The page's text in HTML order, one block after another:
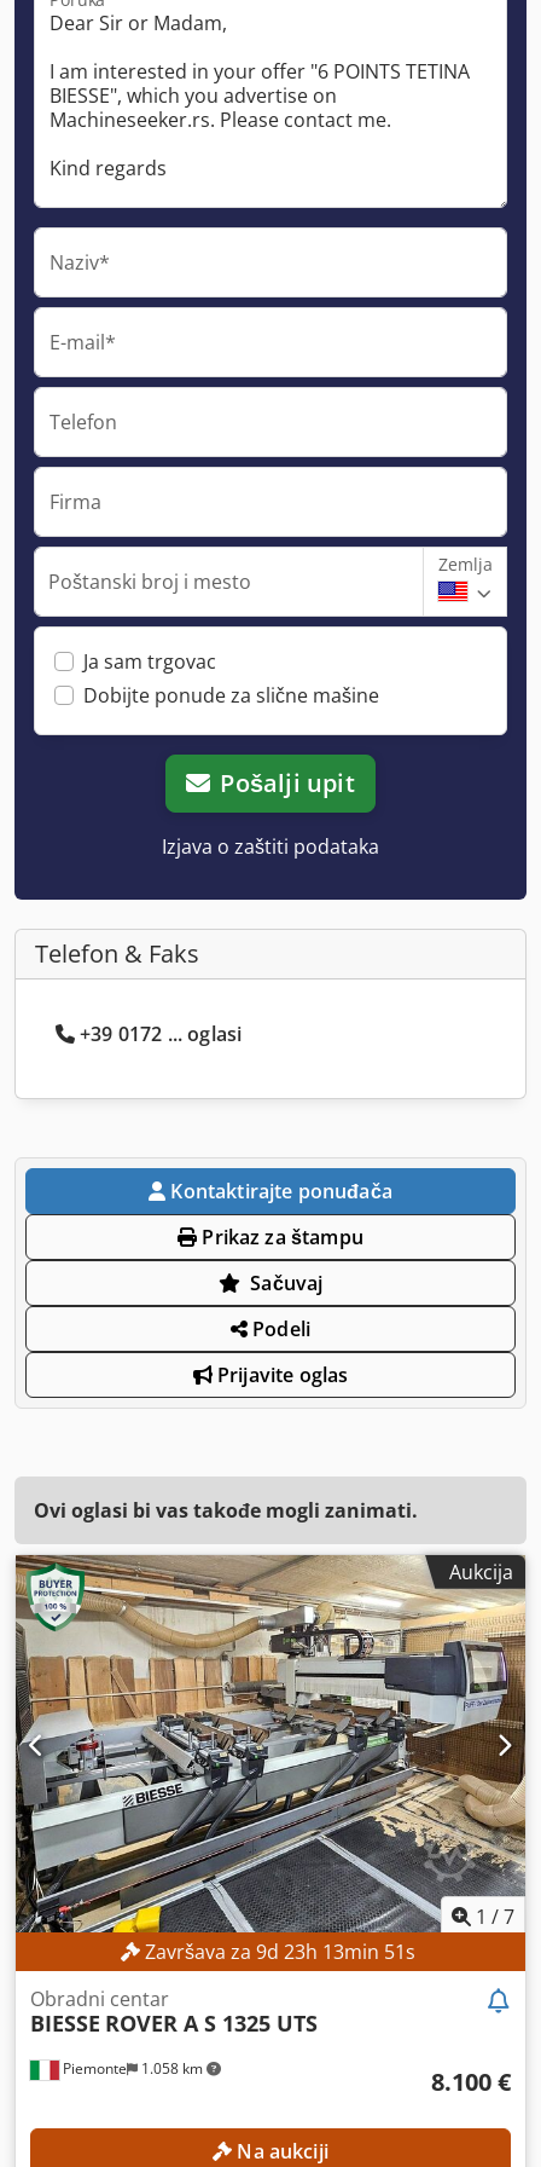
Naziv*
E-mail*
Telefon
Firma
Poštanski broj i mesto
Zemlja
Ja sam trgovac
Dobijte ponude za slične mašine
Pošalji upit
Izjava o zaštiti podataka
Telefon & Faks
+39 0172 ... oglasi
Kontaktirajte ponuđača
Prikaz za štampu
Sačuvaj
Podeli
Prijavite oglas
Ovi oglasi bi vas takođe mogli zanimati.
Aukcija
1 /7
Završava za 9d 23h 13min 50s
Piemonte 1.058 km
Obradni centar
BIESSE ROVER A S 1325 UTS
8.100 €
Na aukciji